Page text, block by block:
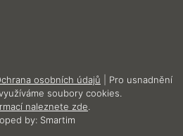
osobních údajů | Pro usnadnění
soubory cookies.
naleznete zde
by: Smartim